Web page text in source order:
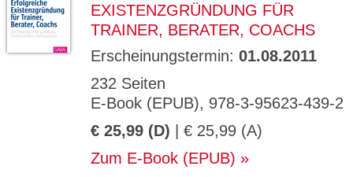
EXISTENZGRÜNDUNG FÜR
TRAINER, BERATER, COACHS
Erscheinungstermin: 01.08.2011
232 Seiten
E-Book (EPUB), 978-3-95623-439-2
€ 25,99 (D) | € 25,99 (A)
Zum E-Book (EPUB)